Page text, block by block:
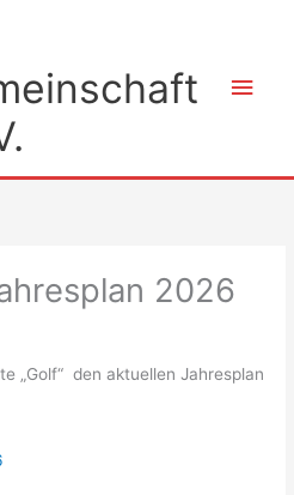
2026
„Golf“ den aktuellen Jahresplan